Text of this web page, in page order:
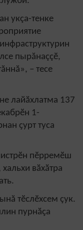
укçа-тенке
пырăнаççӗ,
– тесе
лайӑхлатма 137
1-
ҫурт туса
пӗрремӗш
вӑхӑтра
тӗслӗхсем çук.
пурнӑҫа